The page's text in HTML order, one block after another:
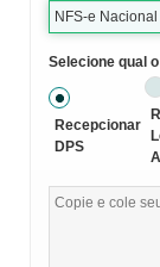
NFS-e Nacional
Selecione qual
Recepcionar
DPS